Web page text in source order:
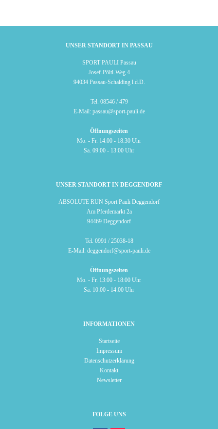
UNSER STANDORT IN PASSAU
SPORT PAULI Passau
Josef-Pöltl-Weg 4
94034 Passau-Schalding l.d.D.
Tel. 08546 / 479
E-Mail: passau@sport-pauli.de
Öffnungszeiten
Mo. - Fr. 14:00 - 18:30 Uhr
Sa. 09:00 - 13:00 Uhr
UNSER STANDORT IN DEGGENDORF
ABSOLUTE RUN Sport Pauli Deggendorf
Am Pferdemarkt 2a
94469 Deggendorf
Tel. 0991 / 25038-18
E-Mail: deggendorf@sport-pauli.de
Öffnungszeiten
Mo. - Fr. 13:00 - 18:00 Uhr
Sa. 10:00 - 14:00 Uhr
INFORMATIONEN
Startseite
Impressum
Datenschutzerklärung
Kontakt
Newsletter
FOLGE UNS